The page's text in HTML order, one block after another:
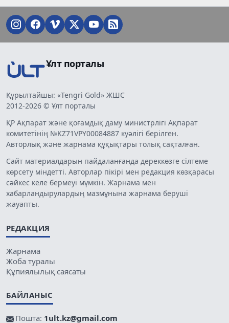
Ұлт порталы
Құрылтайшы: «Tengri Gold» ЖШС
2012-2026 © Ұлт порталы
ҚР Ақпарат және қоғамдық даму министрлігі Ақпарат
комитетінің №KZ71VPY00084887 куәлігі берілген.
Авторлық және жарнама құқықтары толық сақталған.
Сайт материалдарын пайдаланғанда дереккөзге сілтеме
көрсету міндетті. Авторлар пікірі мен редакция көзқарасы
сәйкес келе бермеуі мүмкін. Жарнама мен
хабарландырулардың мазмұнына жарнама беруші
жауапты.
РЕДАКЦИЯ
Жарнама
Жоба туралы
Құпиялылық саясаты
БАЙЛАНЫС
Пошта: 1ult.kz@gmail.com